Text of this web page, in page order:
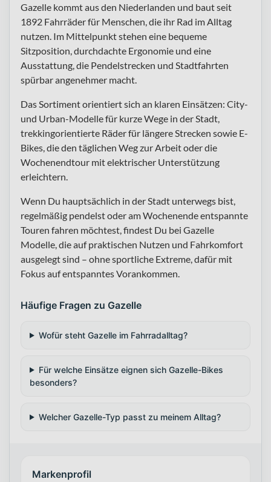
Gazelle kommt aus den Niederlanden und baut seit
1892 Fahrräder für Menschen, die ihr Rad im Alltag
nutzen. Im Mittelpunkt stehen eine bequeme
Sitzposition, durchdachte Ergonomie und eine
Ausstattung, die Pendelstrecken und Stadtfahrten
spürbar angenehmer macht.
Das Sortiment orientiert sich an klaren Einsätzen: City-
und Urban-Modelle für kurze Wege in der Stadt,
trekkingorientierte Räder für längere Strecken sowie E-
Bikes, die den täglichen Weg zur Arbeit oder die
Wochenendtour mit elektrischer Unterstützung
erleichtern.
Wenn Du hauptsächlich in der Stadt unterwegs bist,
regelmäßig pendelst oder am Wochenende entspannte
Touren fahren möchtest, findest Du bei Gazelle
Modelle, die auf praktischen Nutzen und Fahrkomfort
ausgelegt sind – ohne sportliche Extreme, dafür mit
Fokus auf entspanntes Vorankommen.
Häufige Fragen zu Gazelle
Wofür steht Gazelle im Fahrradalltag?
Für welche Einsätze eignen sich Gazelle-Bikes
besonders?
Welcher Gazelle-Typ passt zu meinem Alltag?
Markenprofil